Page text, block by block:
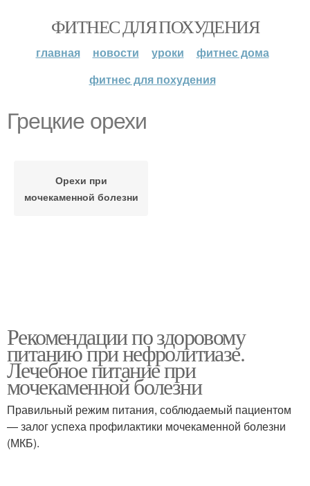
ФИТНЕС ДЛЯ ПОХУДЕНИЯ
главная новости уроки
фитнес дома
фитнес для похудения
Грецкие орехи
Орехи при
мочекаменной болезни
Рекомендации по здоровому
питанию при нефролитиазе.
Лечебное питание при
мочекаменной болезни
Правильный режим питания, соблюдаемый пациентом
— залог успеха профилактики мочекаменной болезни
(МКБ).